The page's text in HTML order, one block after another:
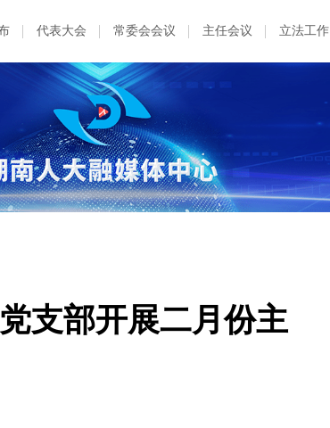
代表大会 常委会会议 主任会议 立法工作
支部开展二月份主